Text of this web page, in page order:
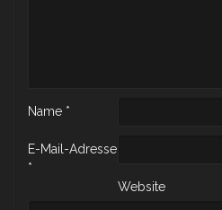
Name *
E-Mail-Adresse
*
Website